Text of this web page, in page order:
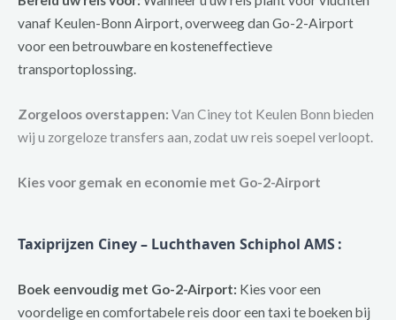
vanaf Keulen-Bonn Airport, overweeg dan Go-2-Airport
voor een betrouwbare en kosteneffectieve
transportoplossing.
Zorgeloos overstappen: Van Ciney tot Keulen Bonn bieden
wij u zorgeloze transfers aan, zodat uw reis soepel verloopt.
Kies voor gemak en economie met Go-2-Airport
Taxiprijzen Ciney – Luchthaven Schiphol AMS:
Boek eenvoudig met Go-2-Airport: Kies voor een
voordelige en comfortabele reis door een taxi te boeken bij